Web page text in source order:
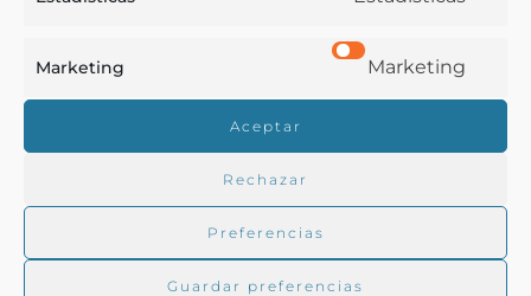
Marketing Marketing
Aceptar
Rechazar
Preferencias
Guardar preferencias